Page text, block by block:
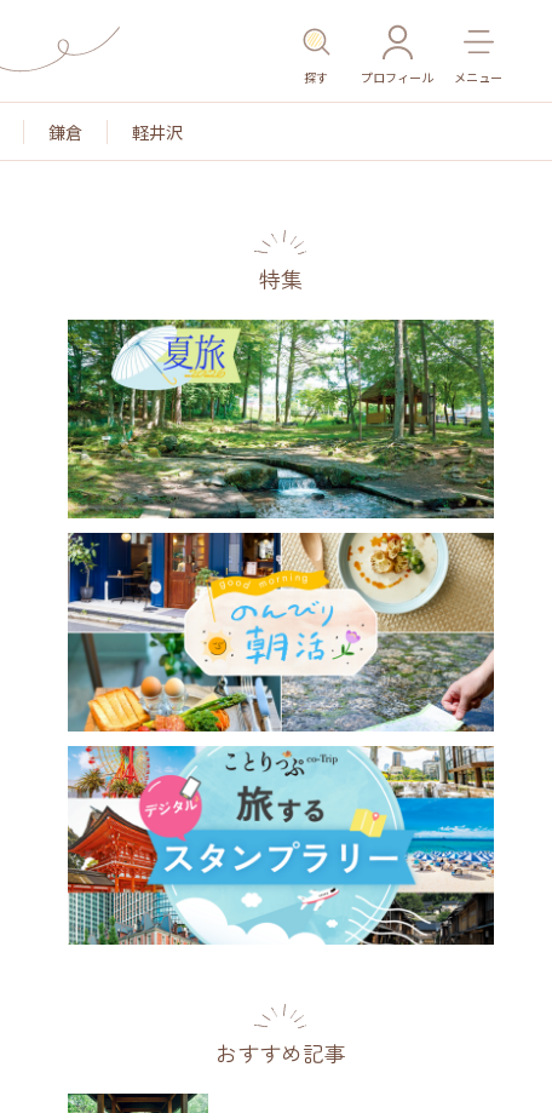
探す プロフィール メニュー
鎌倉 軽井沢
名所・旧跡 温泉・スパ その他施設 ごはん
特集
おすすめ記事